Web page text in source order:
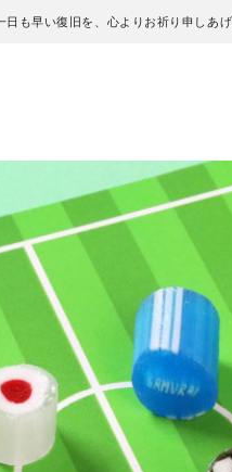
も早い復旧を、心よりお祈り申しあげ